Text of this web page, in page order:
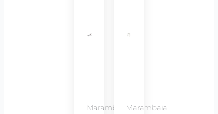
MarambaiaMarambaia